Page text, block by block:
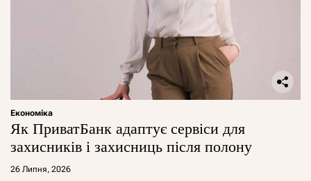
Економіка
Як ПриватБанк адаптує сервіси для
захисників і захисниць після полону
26 Липня, 2026